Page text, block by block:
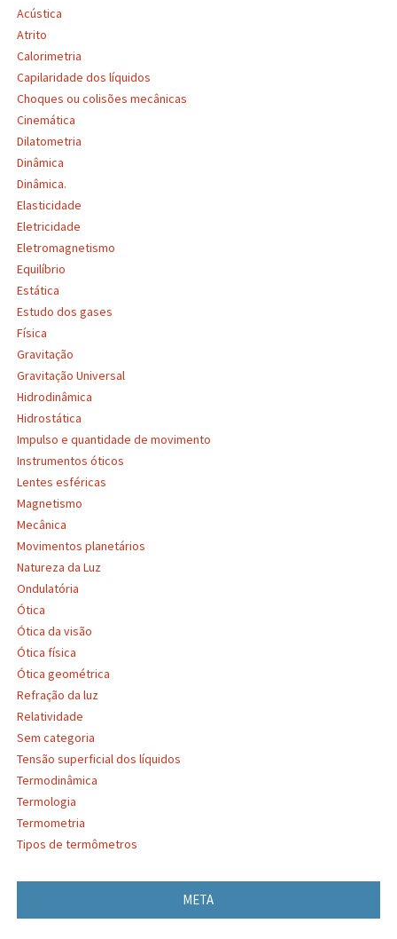
Acústica
Atrito
Calorimetria
Capilaridade dos líquidos
Choques ou colisões mecânicas
Cinemática
Dilatometria
Dinâmica
Dinâmica.
Elasticidade
Eletricidade
Eletromagnetismo
Equilíbrio
Estática
Estudo dos gases
Física
Gravitação
Gravitação Universal
Hidrodinâmica
Hidrostática
Impulso e quantidade de movimento
Instrumentos óticos
Lentes esféricas
Magnetismo
Mecânica
Movimentos planetários
Natureza da Luz
Ondulatória
Ótica
Ótica da visão
Ótica física
Ótica geométrica
Refração da luz
Relatividade
Sem categoria
Tensão superficial dos líquidos
Termodinâmica
Termologia
Termometria
Tipos de termômetros
META